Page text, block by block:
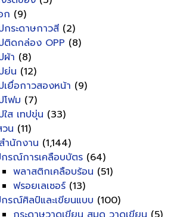
ก (9)
กระดาษกาวสี (2)
ติดกล่อง OPP (8)
ผ้า (8)
ย่น (12)
เยื่อกาวสองหน้า (9)
โฟม (7)
ใส เทปขุ่น (33)
วน (11)
นักงาน (1,144)
รณ์การเคลือบบัตร (64)
พลาสติกเคลือบร้อน (51)
ฟรอยเลเซอร์ (13)
รณ์ศิลป์และเขียนแบบ (100)